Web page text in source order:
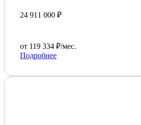
24 911 000 ₽
от 119 334 ₽/мес.
Подробнее